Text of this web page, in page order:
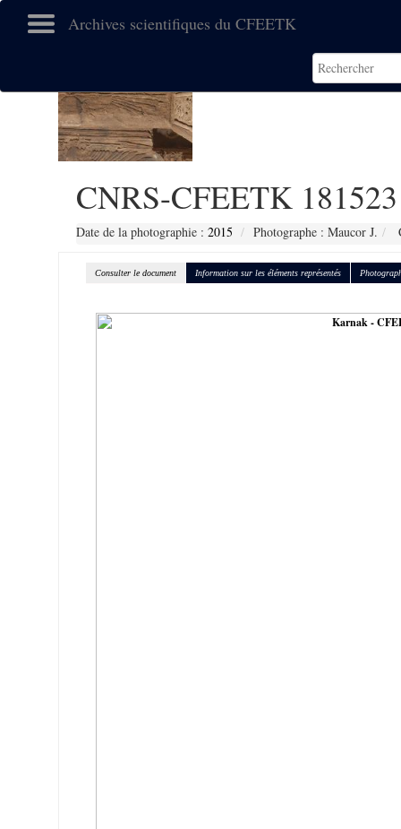
Archives scientifiques du CFEETK
CNRS-CFEETK 181523
Date de la photographie : 2015 Photographe : Maucor J.
Consulter le document Information sur les éléments représentés